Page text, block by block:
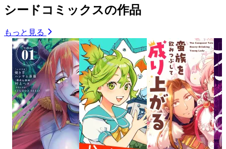
シードコミックスの作品
もっと見る